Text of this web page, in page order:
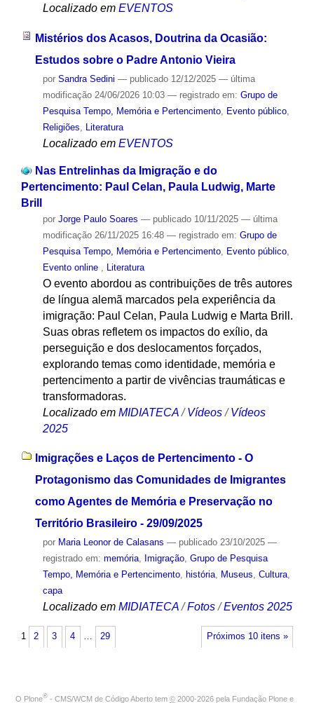
Localizado em EVENTOS
Mistérios dos Acasos, Doutrina da Ocasião:
Estudos sobre o Padre Antonio Vieira
por Sandra Sedini — publicado12/12/2025 — última
modificação24/06/2026 10:03 — registrado em: Grupo de
Pesquisa Tempo, Memória e Pertencimento, Evento público,
Religiões
Literatura
Localizado em EVENTOS
Nas Entrelinhas da Imigração e do
Pertencimento: Paul Celan, Paula Ludwig, Marte
Brill
por Jorge Paulo Soares — publicado10/11/2025 — última
modificação26/11/2025 16:48 — registrado em: Grupo de
Pesquisa Tempo, Memória e Pertencimento, Evento público,
Evento online
Literatura
O evento abordou as contribuições de três autores
de língua alemã marcados pela experiência da
imigração: Paul Celan, Paula Ludwig e Marta Brill.
Suas obras refletem os impactos do exílio, da
perseguição e dos deslocamentos forçados,
explorando temas como identidade, memória e
pertencimento a partir de vivências traumáticas e
transformadoras.
Localizado em MIDIATECA /Vídeos /Vídeos
2025
Imigrações e Laços de Pertencimento - O
Protagonismo das Comunidades de Imigrantes
como Agentes de Memória e Preservação no
Território Brasileiro - 29/09/2025
por Maria Leonor de Calasans — publicado23/10/2025 —
registrado em: memória, Imigração, Grupo de Pesquisa
Tempo, Memória e Pertencimento, história, Museus, Cultura,
capa
Localizado em MIDIATECA /Fotos /Eventos 2025
Próximos 10 itens »
1 2 3 4 … 29
O Plone® - CMS/WCM de Código Aberto tem © 2000-2026 pela Fundação Plone e